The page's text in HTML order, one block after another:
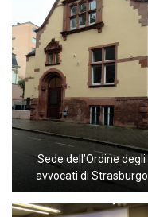
Sede dell’Ordine degli
avvocati di Strasburgo